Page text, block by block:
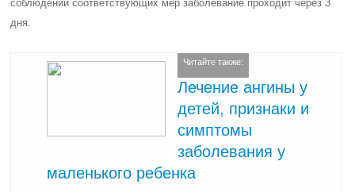
соблюдении соответствующих мер заболевание проходит через 3
дня.
Читайте также:
Лечение ангины у
детей, признаки и
симптомы
заболевания у
маленького ребенка